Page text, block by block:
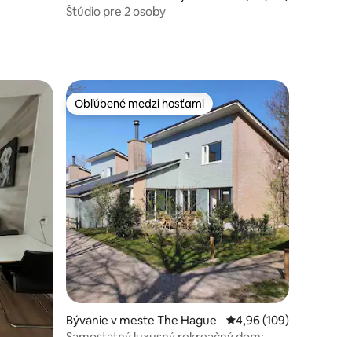
ee
Štúdio pre 2 osoby
Obľúbené medzi hosťami
Obľúbené medzi hosťami
Bývanie v meste The Hague Priemerné
4,96 (109)